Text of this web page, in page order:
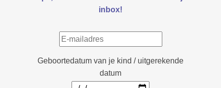
inbox!
Geboortedatum van je kind / uitgerekende
datum